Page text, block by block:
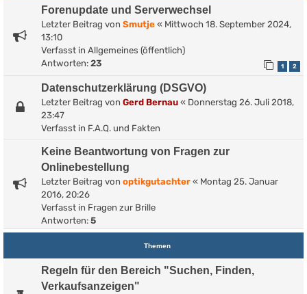
Forenupdate und Serverwechsel
Letzter Beitrag von Smutje « Mittwoch 18. September 2024,
13:10
Verfasst in Allgemeines (öffentlich)
Antworten: 23 1 2
Datenschutzerklärung (DSGVO)
Letzter Beitrag von Gerd Bernau « Donnerstag 26. Juli 2018,
23:47
Verfasst in F.A.Q. und Fakten
Keine Beantwortung von Fragen zur
Onlinebestellung
Letzter Beitrag von optikgutachter « Montag 25. Januar
2016, 20:26
Verfasst in Fragen zur Brille
Antworten: 5
Themen
Regeln für den Bereich "Suchen, Finden,
Verkaufsanzeigen"